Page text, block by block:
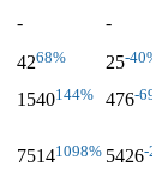
-
-
4268% 25-40%
1540144% 476-
75141098% 5426-